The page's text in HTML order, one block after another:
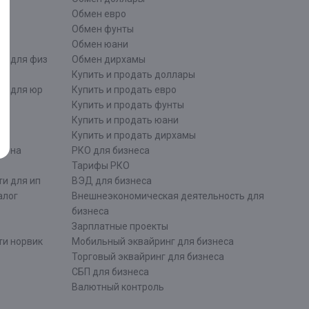
для физ
для юр
на
для ип
норвик
Обмен евро
Обмен фунты
Обмен юани
Обмен дирхамы
Купить и продать доллары
Купить и продать евро
Купить и продать фунты
Купить и продать юани
Купить и продать дирхамы
РКО для бизнеса
Тарифы РКО
ВЭД для бизнеса
Внешнеэкономическая деятельность для
бизнеса
Зарплатные проекты
Мобильный эквайринг для бизнеса
Торговый эквайринг для бизнеса
СБП для бизнеса
Валютный контроль